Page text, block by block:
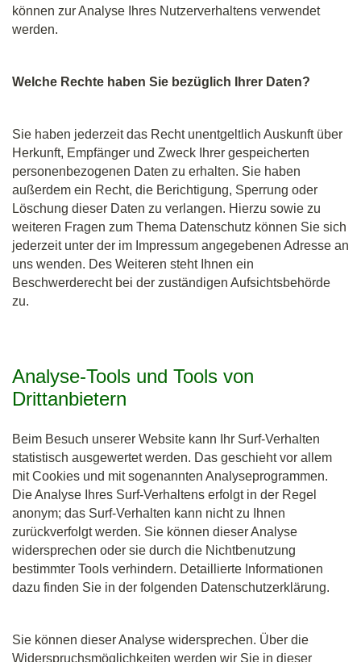
können zur Analyse Ihres Nutzerverhaltens verwendet
werden.
Welche Rechte haben Sie bezüglich Ihrer Daten?
Sie haben jederzeit das Recht unentgeltlich Auskunft über
Herkunft, Empfänger und Zweck Ihrer gespeicherten
personenbezogenen Daten zu erhalten. Sie haben
außerdem ein Recht, die Berichtigung, Sperrung oder
Löschung dieser Daten zu verlangen. Hierzu sowie zu
weiteren Fragen zum Thema Datenschutz können Sie sich
jederzeit unter der im Impressum angegebenen Adresse an
uns wenden. Des Weiteren steht Ihnen ein
Beschwerderecht bei der zuständigen Aufsichtsbehörde
zu.
Analyse-Tools und Tools von
Drittanbietern
Beim Besuch unserer Website kann Ihr Surf-Verhalten
statistisch ausgewertet werden. Das geschieht vor allem
mit Cookies und mit sogenannten Analyseprogrammen.
Die Analyse Ihres Surf-Verhaltens erfolgt in der Regel
anonym; das Surf-Verhalten kann nicht zu Ihnen
zurückverfolgt werden. Sie können dieser Analyse
widersprechen oder sie durch die Nichtbenutzung
bestimmter Tools verhindern. Detaillierte Informationen
dazu finden Sie in der folgenden Datenschutzerklärung.
Sie können dieser Analyse widersprechen. Über die
Widerspruchsmöglichkeiten werden wir Sie in dieser